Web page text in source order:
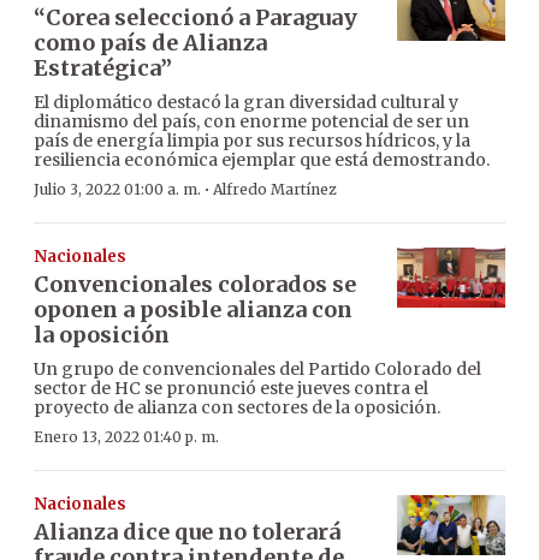
“Corea seleccionó a Paraguay
como país de Alianza
Estratégica”
El diplomático destacó la gran diversidad cultural y
dinamismo del país, con enorme potencial de ser un
país de energía limpia por sus recursos hídricos, y la
resiliencia económica ejemplar que está demostrando.
Julio 3, 2022 01:00 a. m. · Alfredo Martínez
Nacionales
Convencionales colorados se
oponen a posible alianza con
la oposición
Un grupo de convencionales del Partido Colorado del
sector de HC se pronunció este jueves contra el
proyecto de alianza con sectores de la oposición.
Enero 13, 2022 01:40 p. m.
Nacionales
Alianza dice que no tolerará